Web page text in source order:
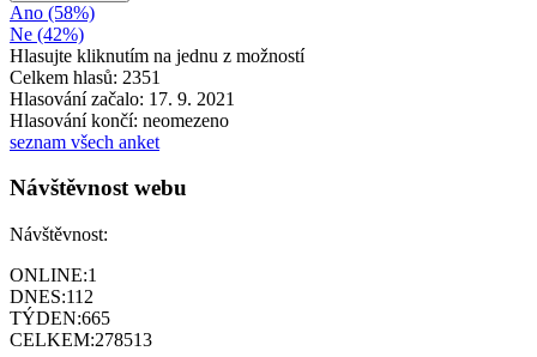
Ano (58%)
Ne (42%)
Hlasujte kliknutím na jednu z možností
Celkem hlasů: 2351
Hlasování začalo: 17. 9. 2021
Hlasování končí: neomezeno
seznam všech anket
Návštěvnost webu
Návštěvnost:
ONLINE:1
DNES:112
TÝDEN:665
CELKEM:278513